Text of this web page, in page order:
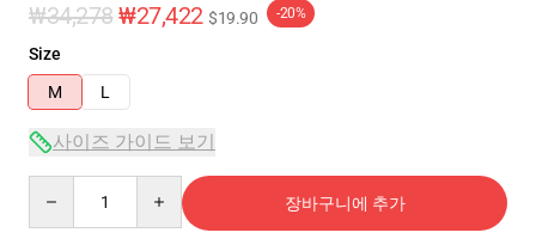
₩34,278₩27,422 $19.90 -20%
Size
M
L
사이즈 가이드 보기
장바구니에 추가